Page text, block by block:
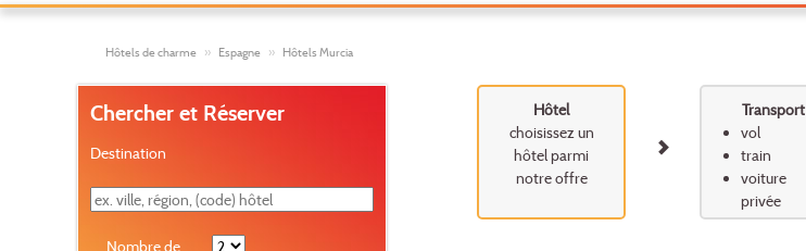
Hôtels de charme Espagne Hôtels Murcia
Hôtel
choisissez un
hôtel parmi
notre offre
Transport
vol
train
voiture
privée
Chercher et Réserver
Destination
Nombre de